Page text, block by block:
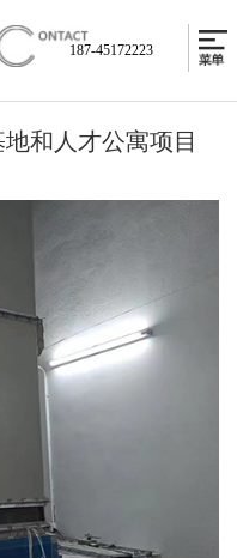
187-45172223
和人才公寓项目